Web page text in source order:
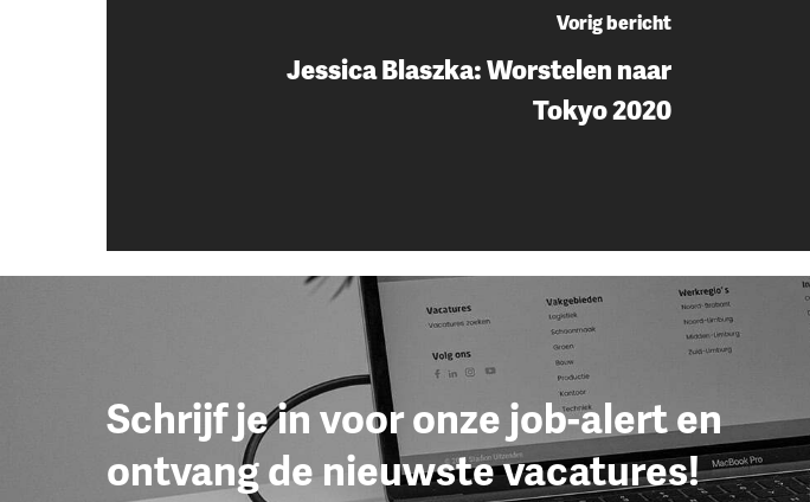
Vorig bericht
Jessica Blaszka: Worstelen naar
Tokyo 2020
Schrijf je in voor onze job-alert en
ontvang de nieuwste vacatures!